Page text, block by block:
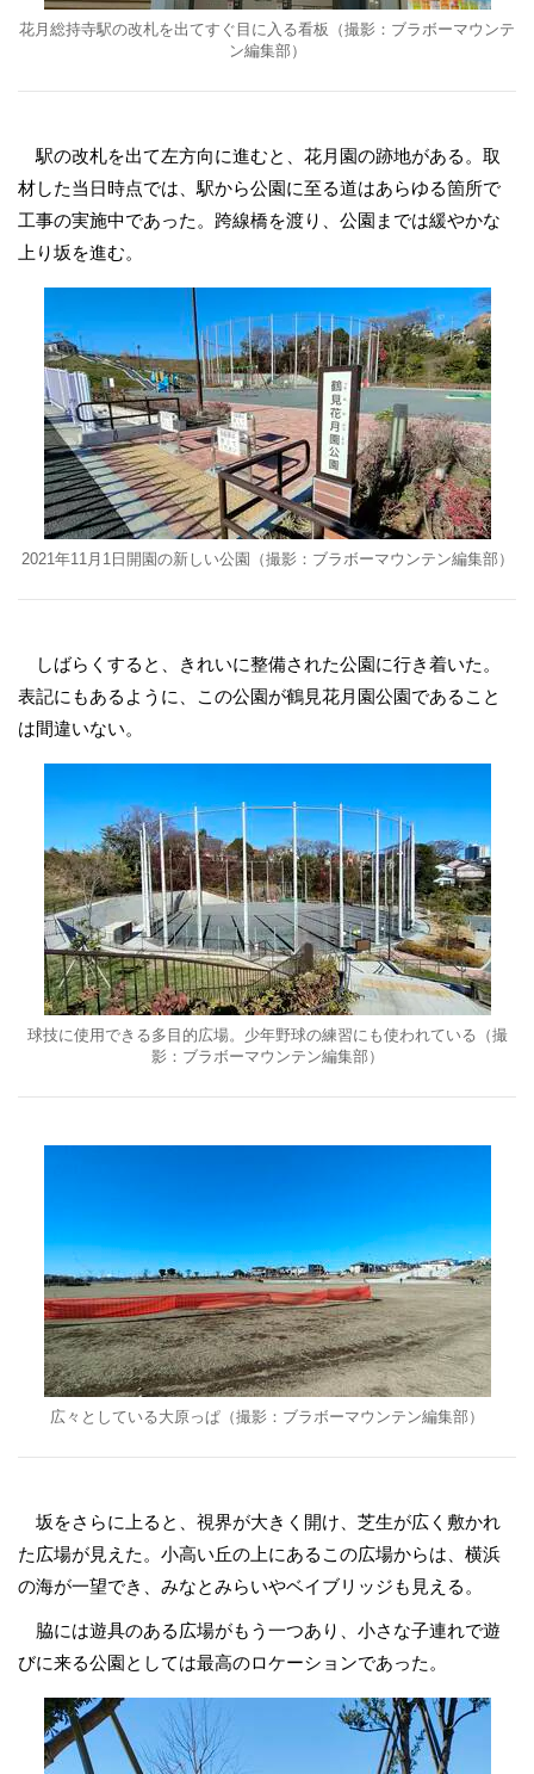
花月総持寺駅の改札を出てすぐ目に入る看板（撮影：ブラボーマウンテ
ン編集部）
駅の改札を出て左方向に進むと、花月園の跡地がある。取
材した当日時点では、駅から公園に至る道はあらゆる箇所で
工事の実施中であった。跨線橋を渡り、公園までは緩やかな
上り坂を進む。
2021年11月1日開園の新しい公園（撮影：ブラボーマウンテン編集部）
しばらくすると、きれいに整備された公園に行き着いた。
表記にもあるように、この公園が鶴見花月園公園であること
は間違いない。
球技に使用できる多目的広場。少年野球の練習にも使われている（撮
影：ブラボーマウンテン編集部）
広々としている大原っぱ（撮影：ブラボーマウンテン編集部）
坂をさらに上ると、視界が大きく開け、芝生が広く敷かれ
た広場が見えた。小高い丘の上にあるこの広場からは、横浜
の海が一望でき、みなとみらいやベイブリッジも見える。
脇には遊具のある広場がもう一つあり、小さな子連れで遊
びに来る公園としては最高のロケーションであった。